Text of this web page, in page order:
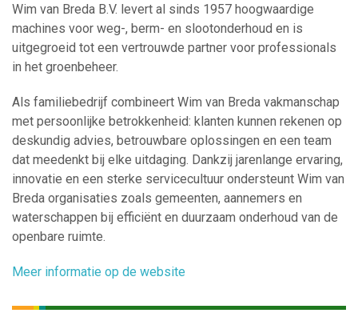
Wim van Breda B.V. levert al sinds 1957 hoogwaardige
machines voor weg-, berm- en slootonderhoud en is
uitgegroeid tot een vertrouwde partner voor professionals
in het groenbeheer.
Als familiebedrijf combineert Wim van Breda vakmanschap
met persoonlijke betrokkenheid: klanten kunnen rekenen op
deskundig advies, betrouwbare oplossingen en een team
dat meedenkt bij elke uitdaging. Dankzij jarenlange ervaring,
innovatie en een sterke servicecultuur ondersteunt Wim van
Breda organisaties zoals gemeenten, aannemers en
waterschappen bij efficiënt en duurzaam onderhoud van de
openbare ruimte.
Meer informatie op de website